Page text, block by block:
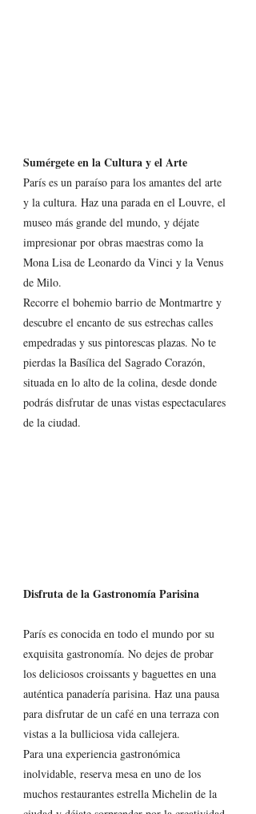
Sumérgete en la Cultura y el Arte
París es un paraíso para los amantes del arte
y la cultura. Haz una parada en el Louvre, el
museo más grande del mundo, y déjate
impresionar por obras maestras como la
Mona Lisa de Leonardo da Vinci y la Venus
de Milo.
Recorre el bohemio barrio de Montmartre y
descubre el encanto de sus estrechas calles
empedradas y sus pintorescas plazas. No te
pierdas la Basílica del Sagrado Corazón,
situada en lo alto de la colina, desde donde
podrás disfrutar de unas vistas espectaculares
de la ciudad.
Disfruta de la Gastronomía Parisina
París es conocida en todo el mundo por su
exquisita gastronomía. No dejes de probar
los deliciosos croissants y baguettes en una
auténtica panadería parisina. Haz una pausa
para disfrutar de un café en una terraza con
vistas a la bulliciosa vida callejera.
Para una experiencia gastronómica
inolvidable, reserva mesa en uno de los
muchos restaurantes estrella Michelin de la